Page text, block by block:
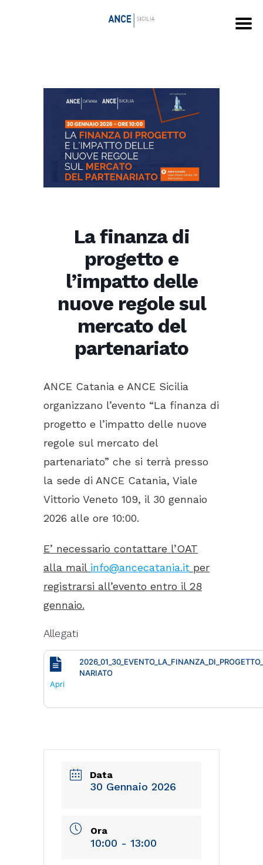
La finanza di
progetto e
l’impatto delle
nuove regole sul
mercato del
partenariato
ANCE Catania e ANCE Sicilia
organizzano l’evento “La finanza di
progetto e l’impatto delle nuove
regole sul mercato del
partenariato” che si terrà presso
la sede di ANCE Catania, Viale
Vittorio Veneto 109, il 30 gennaio
2026 alle ore 10:00.
E’ necessario contattare l’OAT
alla mail info@ancecatania.it per
registrarsi all’evento entro il 28
gennaio.
Allegati
NARIATO
Apri
Data
30 Gennaio 2026
Ora
10:00 - 13:00